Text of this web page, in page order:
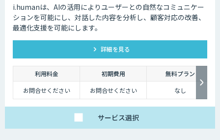
を最大化
i.humanは、AIの活用によりユーザーとの自然なコミュニケー
ションを可能にし、対話した内容を分析し、顧客対応の改善、
最適化支援を可能にします。
詳細を見る
利用料金 初期費用
無料プラン
お問合せください
お問合せください なし
サービス選択